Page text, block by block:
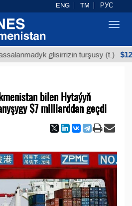
glisirrizin turşusy (t.) $12935,18
bilen Hytaýyň
$7 milliarddan geçdi
ENG TM РУС